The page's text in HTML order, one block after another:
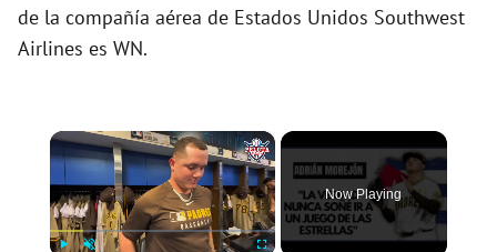
de la compañía aérea de Estados Unidos Southwest
Airlines es WN.
×
Now Playing